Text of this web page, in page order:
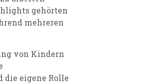
gehörten
mehreren
von Kindern
eigene Rolle